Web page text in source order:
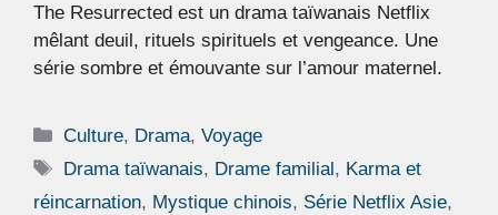
The Resurrected est un drama taïwanais Netflix
mêlant deuil, rituels spirituels et vengeance. Une
série sombre et émouvante sur l’amour maternel.
Catégories
Culture, Drama,Voyage
Étiquettes
Drama taïwanais, Drame familial, Karma et
réincarnation, Mystique chinois, Série Netflix Asie,